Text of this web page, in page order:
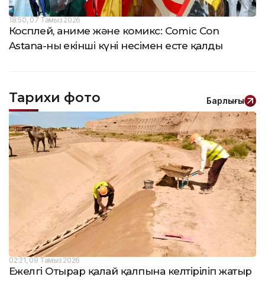
18:50, 07 Тамыз 2026
Косплей, аниме және комикс: Comic Con
Astana-ның екінші күні несімен есте қалды
Тарихи фото Барлығы
02:21, 09 Тамыз 2026
Ежелгі Отырар қалай қалпына келтіріліп жатыр